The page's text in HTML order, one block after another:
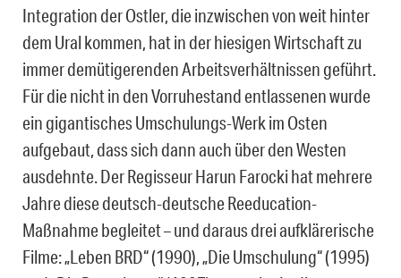
Integration der Ostler, die inzwischen von weit hinter
dem Ural kommen, hat in der hiesigen Wirtschaft zu
immer demütigerenden Arbeitsverhältnissen geführt.
Für die nicht in den Vorruhestand entlassenen wurde
ein gigantisches Umschulungs-Werk im Osten
aufgebaut, dass sich dann auch über den Westen
ausdehnte. Der Regisseur Harun Farocki hat mehrere
Jahre diese deutsch-deutsche Reeducation-
Maßnahme begleitet – und daraus drei aufklärerische
Filme: „Leben BRD“ (1990), „Die Umschulung“ (1995)